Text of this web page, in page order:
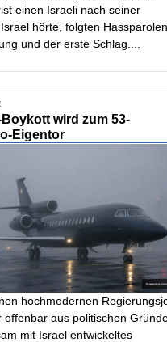
einen Israeli nach seiner
hörte, folgten Hassparolen,
und der erste Schlag....
wird zum 53-
Eigentor
hochmodernen
offenbar aus politischen
mit Israel entwickeltes